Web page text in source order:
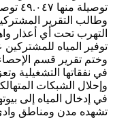
توصيلة منها ٤٩.٠٤٧ توصيلة منزلية..
وطالب التقرير
التهرب تحت أي أعذار
توفير المياه
وختم تقرير قسم
في نفقاتها التشغيلية
وإحلال الشبكات
في إدخال المياه إلى
تشهده مدن ومناطق